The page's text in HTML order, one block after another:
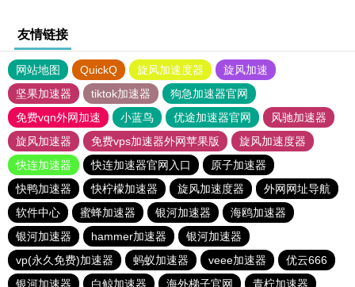
友情链接
网站地图 QuickQ 旋风加速度器
旋风加速
坚果加速器
tiktok加速器
狗急加速器官网
免费vqn外网加速
小蓝鸟 优途加速器官网
风驰加速器
旋风加速器
免费vps加速器外网苹果版
旋风加速度器
快连加速器
快连加速器官网入口
原子加速器
快鸭加速器
快柠檬加速器 旋风加速度器
外网网址导航
软件中心
蜜蜂加速器 银河加速器
海鸥加速器
银河加速器
hammer加速器
银河加速器
vp(永久免费)加速器
蚂蚁加速器 veee加速器
优云666
银河加速器
白鲸加速器 海外梯子官网 青柠加速器